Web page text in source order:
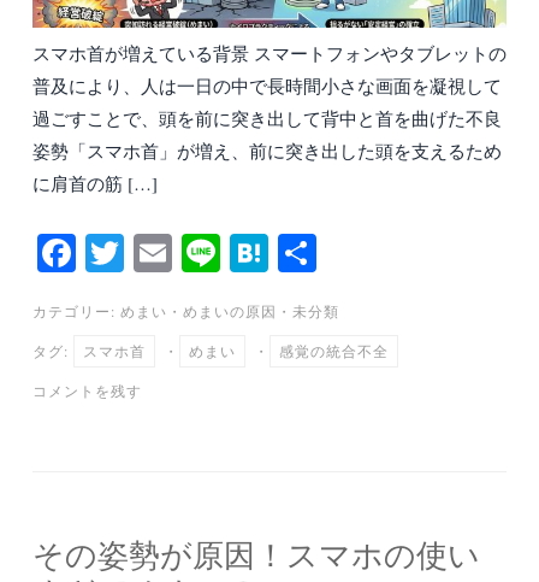
スマホ首が増えている背景 スマートフォンやタブレットの
普及により、人は一日の中で長時間小さな画面を凝視して
過ごすことで、頭を前に突き出して背中と首を曲げた不良
姿勢「スマホ首」が増え、前に突き出した頭を支えるため
に肩首の筋 […]
Fa
ce
bo
ok
T
tte
r
E
ail
Li
ne
H
at
en
a
有
カテゴリー: めまい ・ めまいの原因 ・ 未分類
タグ: スマホ首 ・ めまい ・ 感覚の統合不全
コメントを残す
その姿勢が原因！スマホの使い